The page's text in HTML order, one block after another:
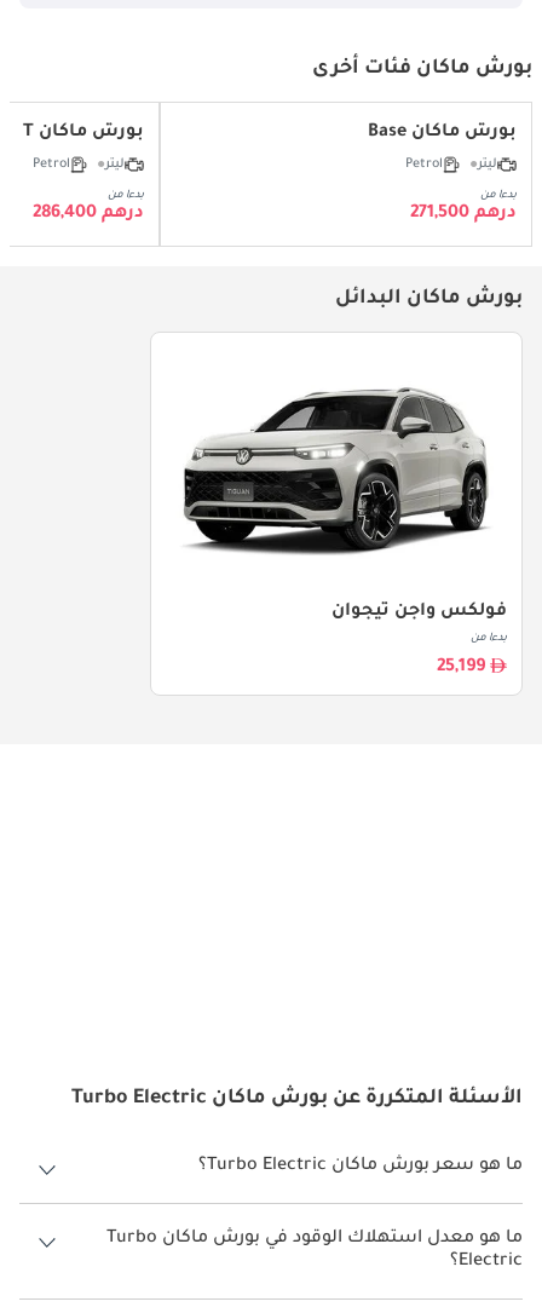
بورش ماكان فئات أخرى
بورش ماكان Base
ليتر Petrol
بدءا من
درهم 271,500
بورش ماكان T
ليتر Petrol
بدءا من
درهم 286,400
بورش ماكان البدائل
فولكس واجن تيجوان
بدءا من
25,199
الأسئلة المتكررة عن بورش ماكان Turbo Electric
ما هو سعر بورش ماكان Turbo Electric؟
سعر بورش ماكان Turbo Electric هو درهم 419,800.
ما هو معدل استهلاك الوقود في بورش ماكان Turbo
Electric؟
يبلغ معدل استهلاك الوقود المقترح من الشركة المصنعة لسيارة بورش